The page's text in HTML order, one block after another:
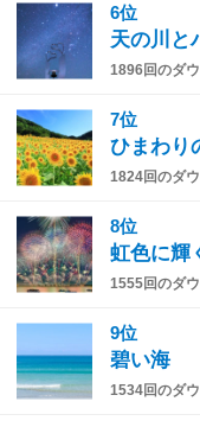
6位
天の川と
1896回のダ
7位
ひまわり
1824回のダ
8位
虹色に輝
1555回のダ
9位
碧い海
1534回のダ